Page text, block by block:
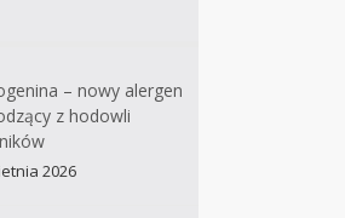
– nowy alergen
z hodowli
2026